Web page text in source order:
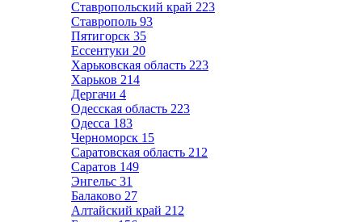
Ставропольский край 223
Ставрополь 93
Пятигорск 35
Ессентуки 20
Харьковская область 223
Харьков 214
Дергачи 4
Одесская область 223
Одесса 183
Черноморск 15
Саратовская область 212
Саратов 149
Энгельс 31
Балаково 27
Алтайский край 212